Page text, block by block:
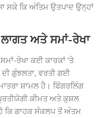
ਸਕੇ ਕਿ ਅੰਤਿਮ ਉਤਪਾਦ ਉਨ੍ਹਾਂ
ਅਤੇ ਸਮਾਂ-ਰੇਖਾ
ਰੇਖਾ ਕਈ ਕਾਰਕਾਂ ‘ਤੇ
ਦੀ ਗੁੰਝਲਤਾ, ਵਰਤੀ ਗਈ
ਸ਼ਾਮਲ ਹੈ। ਫਿੰਗਰਲਿੰਗ
ਕੀਮਤ ਅਤੇ ਕੁਸ਼ਲ
ਕਿ ਗਾਹਕ ਸੰਕਲਪ ਤੋਂ ਅੰਤਮ